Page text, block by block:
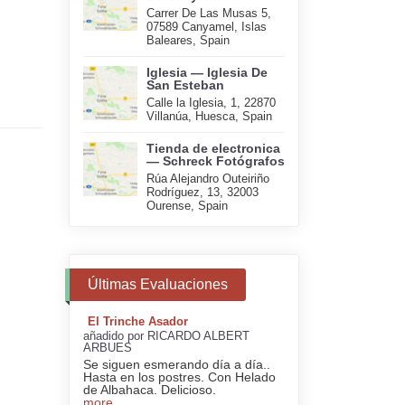
Carrer De Las Musas 5,
07589 Canyamel, Islas
Baleares, Spain
Iglesia — Iglesia De
San Esteban
Calle la Iglesia, 1, 22870
Villanúa, Huesca, Spain
Tienda de electronica
— Schreck Fotógrafos
Rúa Alejandro Outeiriño
Rodríguez, 13, 32003
Ourense, Spain
Últimas Evaluaciones
El Trinche Asador
añadido por RICARDO ALBERT
ARBUES
Se siguen esmerando día a día..
Hasta en los postres. Con Helado
de Albahaca. Delicioso.